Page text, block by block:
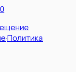
·Политика